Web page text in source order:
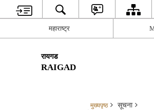
महाराष्ट्र
रायगड
RAIGAD
मुख्यपृष्ठ
सूचना